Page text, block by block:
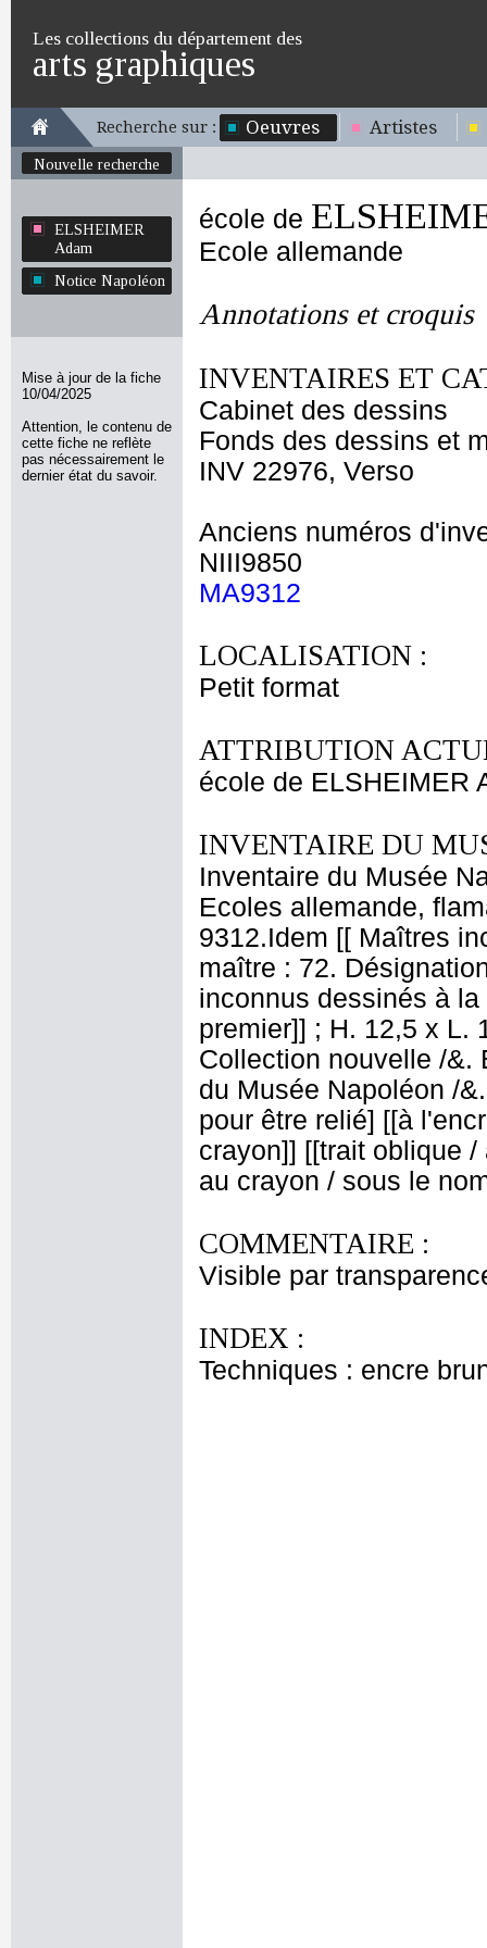
Les collections du département des
arts graphiques
Recherche sur : Oeuvres Artistes
Nouvelle recherche
ELSHEIMER
Adam
Notice Napoléon
Mise à jour de la fiche
10/04/2025
Attention, le contenu de
cette fiche ne reflète
pas nécessairement le
dernier état du savoir.
école de
Ecole allemande
Annotations et croquis
INVENTAIRES ET
Cabinet des dessins
Fonds des dessins et
INV 22976, Verso
Anciens numéros
NIII9850
MA9312
LOCALISATION :
Petit format
ATTRIBUTION
école de ELSHEIMER
INVENTAIRE DU
Inventaire du Musée
Ecoles allemande,
9312.Idem [[ Maîtres
maître : 72.
inconnus dessinés à
premier]] ; H. 12,5 x L.
Collection nouvelle /&.
du Musée Napoléon /
pour être relié] [[à
crayon]] [[trait oblique
au crayon / sous le
COMMENTAIRE :
Visible par
INDEX :
Techniques : encre